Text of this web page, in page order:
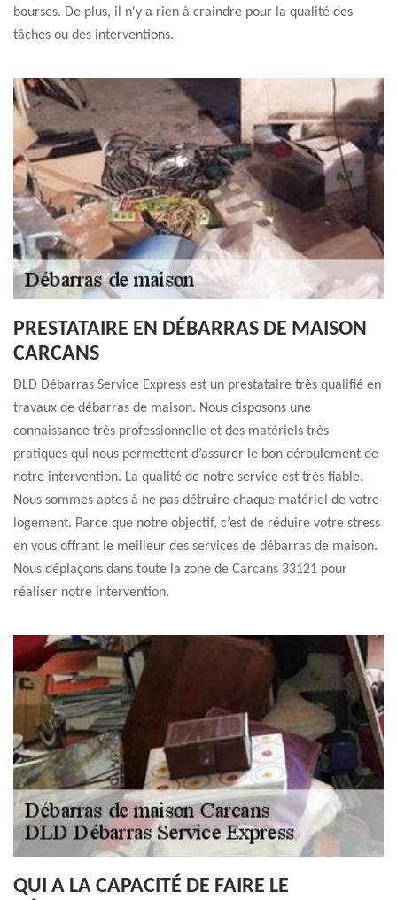
bourses. De plus, il n'y a rien à craindre pour la qualité des
tâches ou des interventions.
PRESTATAIRE EN DÉBARRAS DE MAISON
CARCANS
DLD Débarras Service Express est un prestataire très qualifié en
travaux de débarras de maison. Nous disposons une
connaissance très professionnelle et des matériels très
pratiques qui nous permettent d’assurer le bon déroulement de
notre intervention. La qualité de notre service est très fiable.
Nous sommes aptes à ne pas détruire chaque matériel de votre
logement. Parce que notre objectif, c’est de réduire votre stress
en vous offrant le meilleur des services de débarras de maison.
Nous déplaçons dans toute la zone de Carcans 33121 pour
réaliser notre intervention.
QUI A LA CAPACITÉ DE FAIRE LE